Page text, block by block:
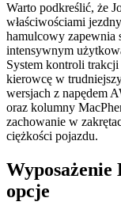
Warto podkreślić, że
właściwościami
hamulcowy zapewnia
intensywnym
System kontroli
kierowcę w
wersjach z napędem
oraz kolumny
zachowanie w
ciężkości pojazdu.
Wyposażenie
opcje